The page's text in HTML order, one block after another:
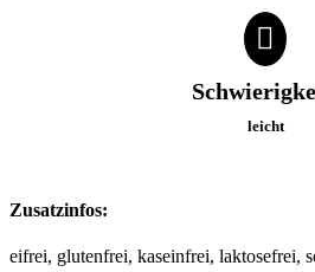
leicht
Zusatzinfos:
eifrei, glutenfrei, kaseinfrei, laktosefrei,